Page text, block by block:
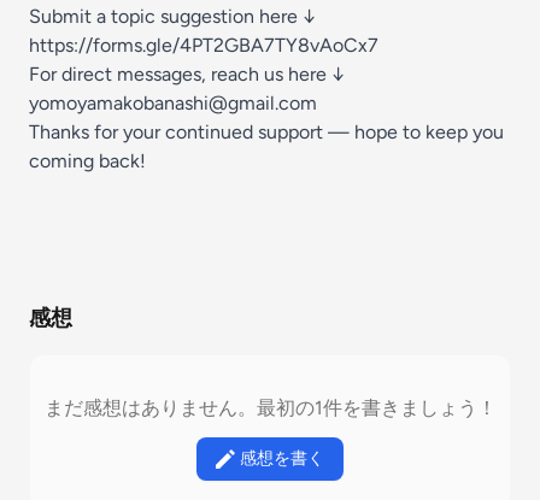
Submit a topic suggestion here ↓
https://forms.gle/4PT2GBA7TY8vAoCx7
For direct messages, reach us here ↓
yomoyamakobanashi@gmail.com
Thanks for your continued support — hope to keep you
coming back!
感想
まだ感想はありません。最初の1件を書きましょう！
感想を書く